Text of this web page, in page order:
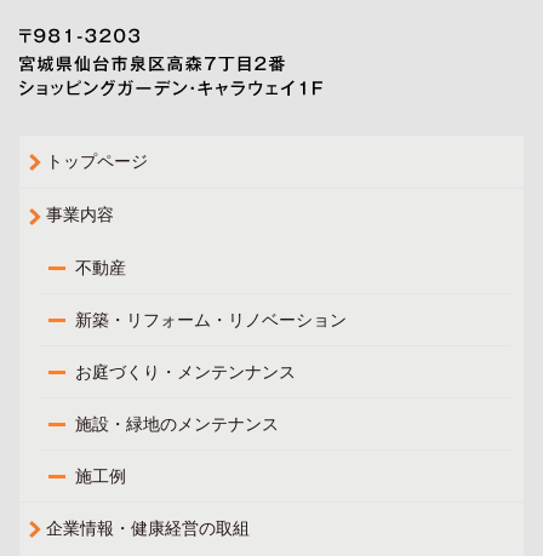
トップページ
事業内容
不動産
新築・リフォーム・リノベーション
お庭づくり・メンテンナンス
施設・緑地のメンテナンス
施工例
企業情報・健康経営の取組